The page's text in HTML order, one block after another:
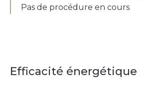
Pas de procédure en cours
Efficacité énergétique